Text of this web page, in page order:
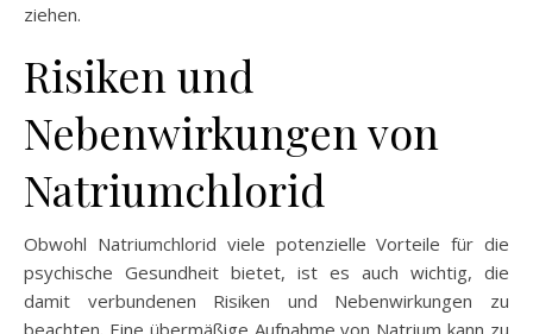
ziehen.
Risiken und
Nebenwirkungen von
Natriumchlorid
Obwohl Natriumchlorid viele potenzielle Vorteile für die
psychische Gesundheit bietet, ist es auch wichtig, die
damit verbundenen Risiken und Nebenwirkungen zu
beachten. Eine übermäßige Aufnahme von Natrium kann zu